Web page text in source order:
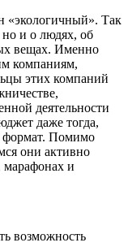
«экологичный». Так
но и о людях, об
вещах. Именно
компаниям,
этих компаний
деятельности
даже тогда,
формат. Помимо
они активно
марафонах и
возможность